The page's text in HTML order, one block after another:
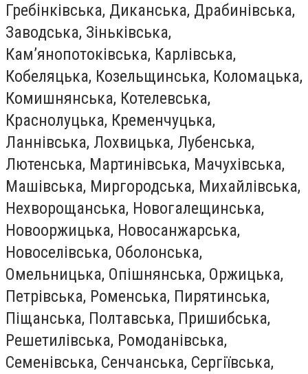
Гребінківська, Диканська, Драбинівська,
Заводська, Зіньківська,
Кам’янопотоківська, Карлівська,
Кобеляцька, Козельщинська, Коломацька,
Комишнянська, Котелевська,
Краснолуцька, Кременчуцька,
Ланнівська, Лохвицька, Лубенська,
Лютенська, Мартинівська, Мачухівська,
Машівська, Миргородська, Михайлівська,
Нехворощанська, Новогалещинська,
Новооржицька, Новосанжарська,
Новоселівська, Оболонська,
Омельницька, Опішнянська, Оржицька,
Петрівська, Роменська, Пирятинська,
Піщанська, Полтавська, Пришибська,
Решетилівська, Ромоданівська,
Семенівська, Сенчанська, Сергіївська,